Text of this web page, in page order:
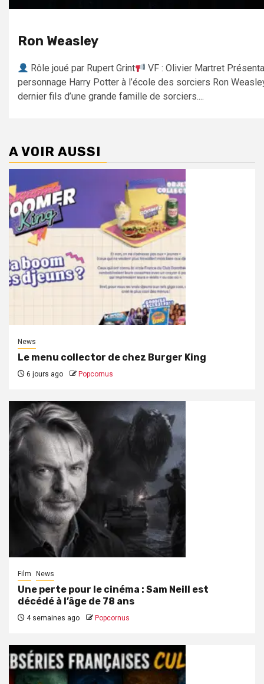
Ron Weasley
Rôle joué par Rupert Grint
VF : Olivier Martret
personnage Harry Potter à l’école des sorciers Ron
dernier fils d’une grande famille de sorciers....
A VOIR AUSSI
News
Le menu collector de chez Burger King
6 jours ago Popcornus
Film News
Une perte pour le cinéma : Sam Neill est
décédé à l’âge de 78 ans
4 semaines ago Popcornus